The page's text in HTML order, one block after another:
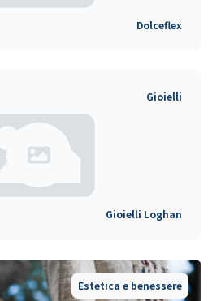
Dolceflex
Gioielli
Gioielli Loghan
Estetica e benessere